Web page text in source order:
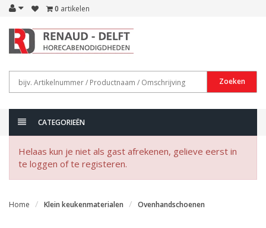
0 artikelen
Zoeken
CATEGORIEËN
Helaas kun je niet als gast afrekenen, gelieve eerst in
te loggen of te registeren.
Home Klein keukenmaterialen Ovenhandschoenen